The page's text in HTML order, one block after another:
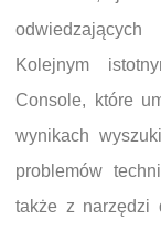
Kolejnym
Console, które
wynikach
problemów
także z narzędzi